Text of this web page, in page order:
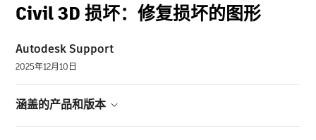
Civil 3D 损坏：修复损坏的图形
Autodesk Support
2025年12月10日
涵盖的产品和版本